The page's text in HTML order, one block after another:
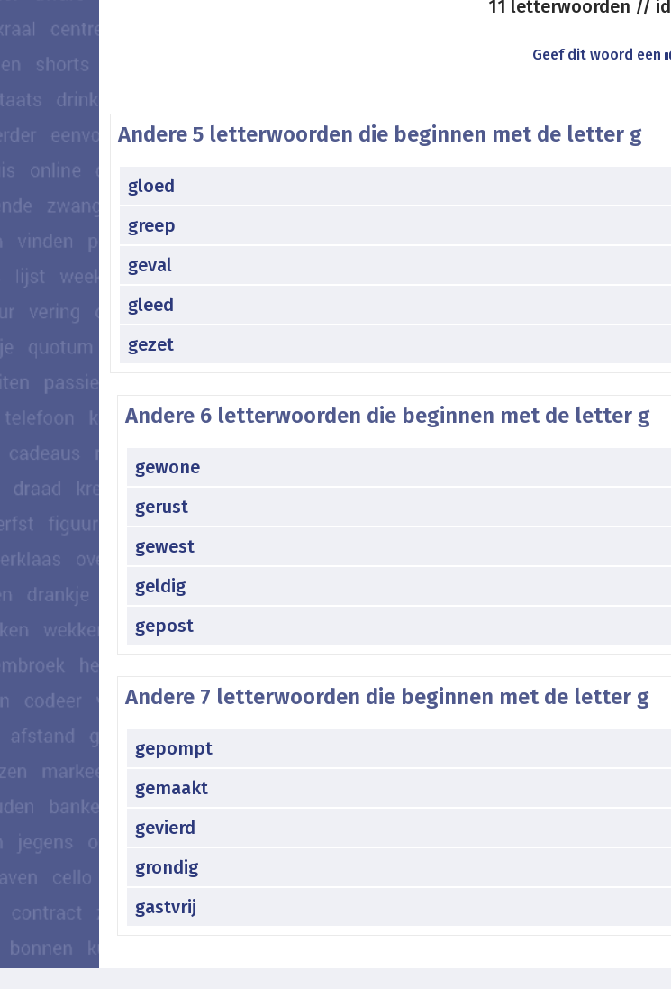
11 letterwoorden // id
Geef dit woord een
Andere 5 letterwoorden die beginnen met de letter g
gloed
greep
geval
gleed
gezet
Andere 6 letterwoorden die beginnen met de letter g
gewone
gerust
gewest
geldig
gepost
Andere 7 letterwoorden die beginnen met de letter g
gepompt
gemaakt
gevierd
grondig
gastvrij